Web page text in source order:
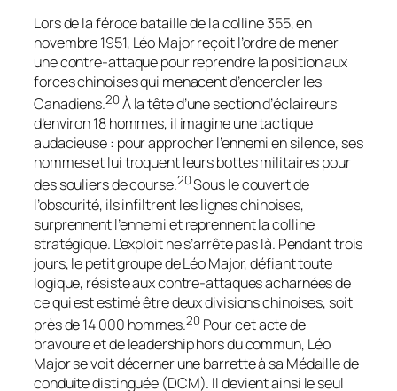
Lors de la féroce bataille de la colline 355, en
novembre 1951, Léo Major reçoit l’ordre de mener
une contre-attaque pour reprendre la position aux
forces chinoises qui menacent d’encercler les
Canadiens.20 À la tête d’une section d’éclaireurs
d’environ 18 hommes, il imagine une tactique
audacieuse : pour approcher l’ennemi en silence, ses
hommes et lui troquent leurs bottes militaires pour
des souliers de course.20Sous le couvert de
l’obscurité, ils infiltrent les lignes chinoises,
surprennent l’ennemi et reprennent la colline
stratégique. L’exploit ne s’arrête pas là. Pendant trois
jours, le petit groupe de Léo Major, défiant toute
logique, résiste aux contre-attaques acharnées de
ce qui est estimé être deux divisions chinoises, soit
près de 14 000 hommes.20 Pour cet acte de
bravoure et de leadership hors du commun, Léo
Major se voit décerner une barrette à sa Médaille de
conduite distinguée (DCM). Il devient ainsi le seul